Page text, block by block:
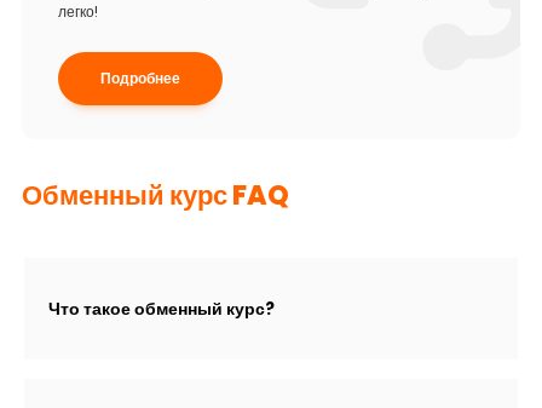
легко!
Подробнее
Обменный курс FAQ
Что такое обменный курс?